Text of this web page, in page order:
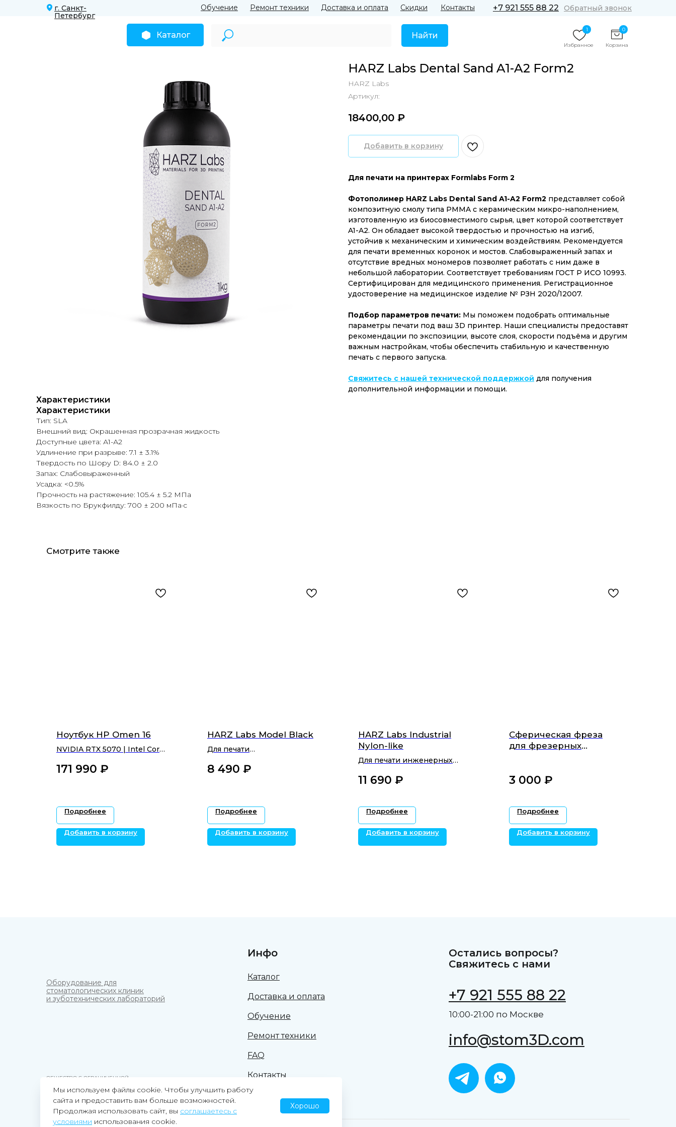
Корзина
Избранное
Найти
Каталог
+7 921 555 88 22 Обратный звонок
Доставка и оплата
Обучение Ремонт техники Скидки Контакты
г. Санкт-
Петербург
1 0
Мы используем файлы cookie. Чтобы улучшить работу
сайта и предоставить вам больше возможностей.
Продолжая использовать сайт, вы соглашаетесь с
условиями использования cookie.
Хорошо
HARZ Labs Dental Sand A1-A2 Form2
HARZ Labs
Артикул:
18400,00 ₽‎
Добавить в корзину
Для печати на принтерах Formlabs Form 2
Фотополимер HARZ Labs Dental Sand A1-A2 Form2 представляет собой
композитную смолу типа PMMA с керамическим микро-наполнением,
изготовленную из биосовместимого сырья, цвет которой соответствует
A1-A2. Он обладает высокой твердостью и прочностью на изгиб,
устойчив к механическим и химическим воздействиям. Рекомендуется
для печати временных коронок и мостов. Слабовыраженный запах и
отсутствие вредных мономеров позволяет работать с ним даже в
небольшой лаборатории. Соответствует требованиям ГОСТ Р ИСО 10993.
Cертифицирован для медицинского применения. Регистрационное
удостоверение на медицинское изделие № РЗН 2020/12007.
Подбор параметров печати: Мы поможем подобрать оптимальные
параметры печати под ваш 3D принтер. Наши специалисты предоставят
рекомендации по экспозиции, высоте слоя, скорости подъёма и другим
важным настройкам, чтобы обеспечить стабильную и качественную
печать с первого запуска.
Свяжитесь с нашей технической поддержкой для получения
дополнительной информации и помощи.
Характеристики
Характеристики
Тип: SLA
Внешний вид: Окрашенная прозрачная жидкость
Доступные цвета: А1-А2
Удлинение при разрыве: 7.1 ± 3.1%
Твердость по Шору D: 84.0 ± 2.0
Запах: Слабовыраженный
Усадка: <0.5%
Прочность на растяжение: 105.4 ± 5.2 МПа
Вязкость по Брукфилду: 700 ± 200 мПа·с
Смотрите также
Ноутбук HP Omen 16
NVIDIA RTX 5070 | Intеl Cоre
171 990 ₽‎
Подробнее
Добавить в корзину
HARZ Labs Model Black
Для печати
моделей
8 490 ₽‎
Подробнее
Добавить в корзину
HARZ Labs Industrial
Nylon-like
Для печати инженерных
11 690 ₽‎
Подробнее
Добавить в корзину
Сферическая фреза
для фрезерных
3 000 ₽‎
Подробнее
Добавить в корзину
info@stom3D.com
10:00-21:00 по Москве
+7 921 555 88 22
Остались вопросы?
Свяжитесь с нами
Каталог
Доставка и оплата
Обучение
Ремонт техники
FAQ
Контакты
Инфо
Оборудование для
стоматологических клиник
и зуботехнических лабораторий
ОГРНИП 1234700033270
ИНН 4705106620
ОБЩЕСТВО С ОГРАНИЧЕННОЙ